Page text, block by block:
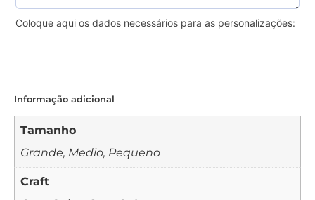
Coloque aqui os dados necessários para as personalizações:
Informação adicional
Tamanho
Grande, Medio, Pequeno
Craft